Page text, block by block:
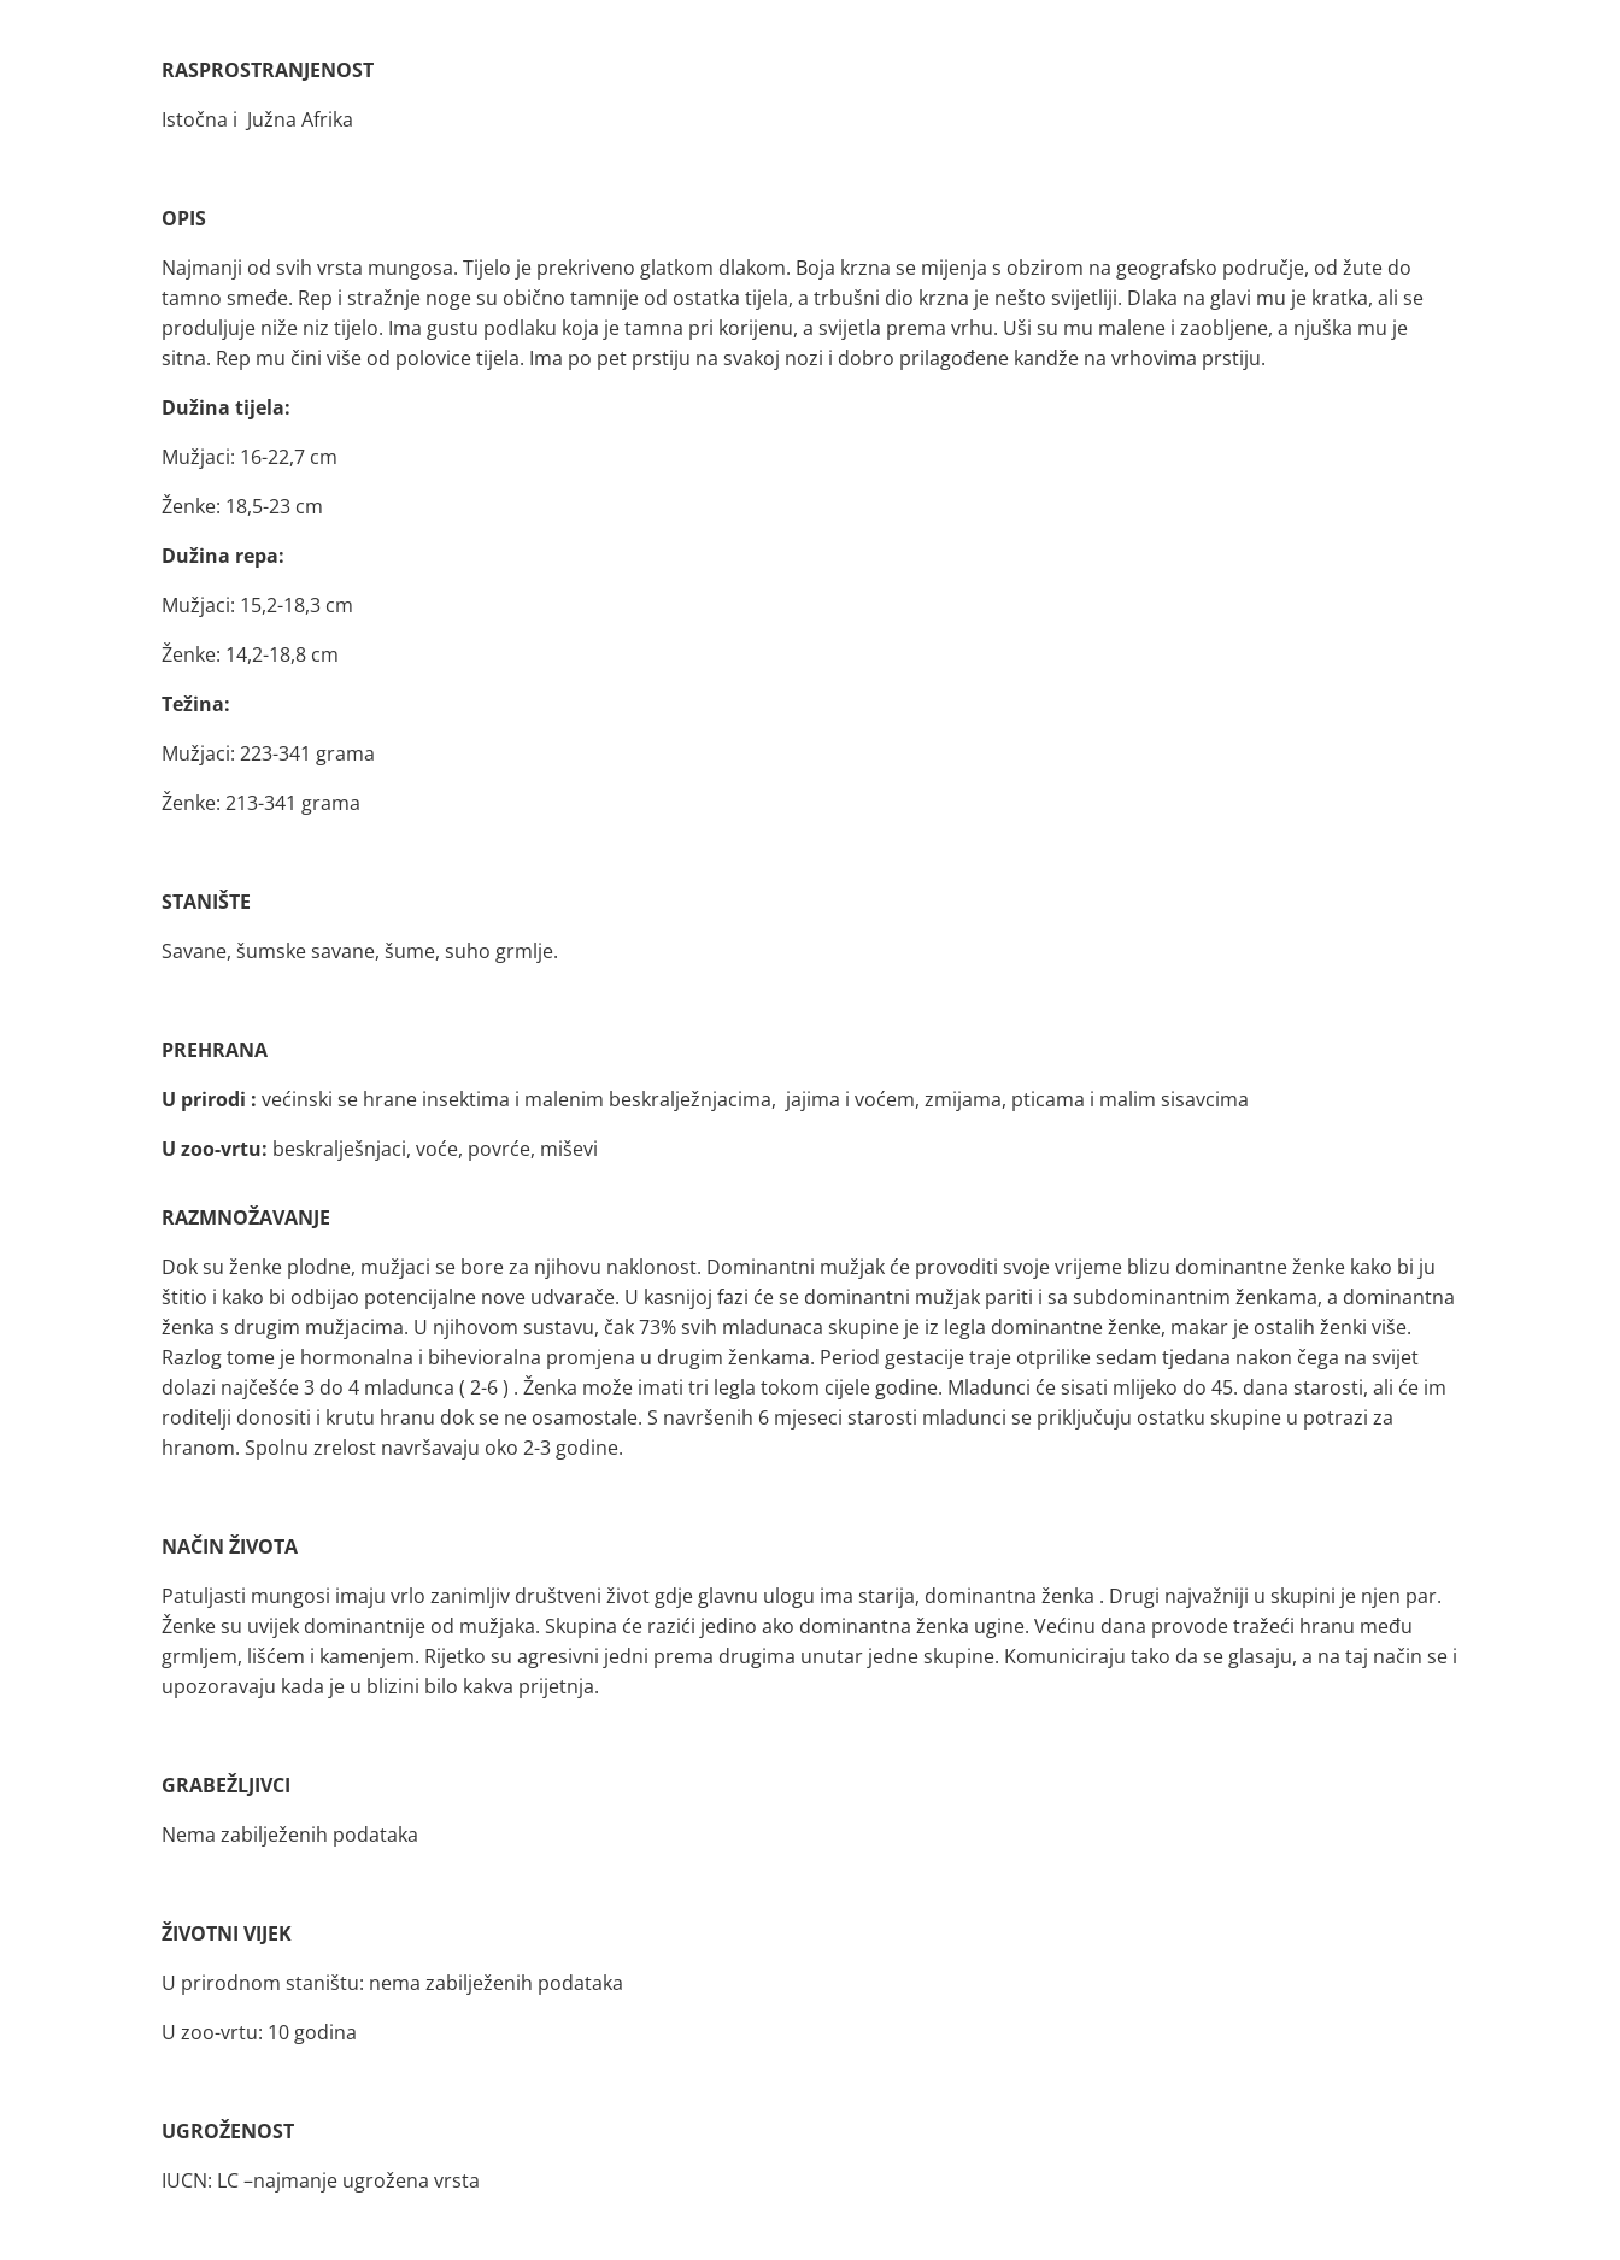
RASPROSTRANJENOST
Istočna i Južna Afrika
OPIS
Najmanji od svih vrsta mungosa. Tijelo je prekriveno glatkom dlakom. Boja krzna se mijenja s obzirom na geografsko područje, od žute do
tamno smeđe. Rep i stražnje noge su obično tamnije od ostatka tijela, a trbušni dio krzna je nešto svijetliji. Dlaka na glavi mu je kratka, ali se
produljuje niže niz tijelo. Ima gustu podlaku koja je tamna pri korijenu, a svijetla prema vrhu. Uši su mu malene i zaobljene, a njuška mu je
sitna. Rep mu čini više od polovice tijela. Ima po pet prstiju na svakoj nozi i dobro prilagođene kandže na vrhovima prstiju.
Dužina tijela:
Mužjaci: 16-22,7 cm
Ženke: 18,5-23 cm
Dužina repa:
Mužjaci: 15,2-18,3 cm
Ženke: 14,2-18,8 cm
Težina:
Mužjaci: 223-341 grama
Ženke: 213-341 grama
STANIŠTE
Savane, šumske savane, šume, suho grmlje.
PREHRANA
U prirodi : većinski se hrane insektima i malenim beskralježnjacima, jajima i voćem, zmijama, pticama i malim sisavcima
U zoo-vrtu: beskralješnjaci, voće, povrće, miševi
RAZMNOŽAVANJE
Dok su ženke plodne, mužjaci se bore za njihovu naklonost. Dominantni mužjak će provoditi svoje vrijeme blizu dominantne ženke kako bi ju
štitio i kako bi odbijao potencijalne nove udvarače. U kasnijoj fazi će se dominantni mužjak pariti i sa subdominantnim ženkama, a dominantna
ženka s drugim mužjacima. U njihovom sustavu, čak 73% svih mladunaca skupine je iz legla dominantne ženke, makar je ostalih ženki više.
Razlog tome je hormonalna i bihevioralna promjena u drugim ženkama. Period gestacije traje otprilike sedam tjedana nakon čega na svijet
dolazi najčešće 3 do 4 mladunca ( 2-6 ) . Ženka može imati tri legla tokom cijele godine. Mladunci će sisati mlijeko do 45. dana starosti, ali će im
roditelji donositi i krutu hranu dok se ne osamostale. S navršenih 6 mjeseci starosti mladunci se priključuju ostatku skupine u potrazi za
hranom. Spolnu zrelost navršavaju oko 2-3 godine.
NAČIN ŽIVOTA
Patuljasti mungosi imaju vrlo zanimljiv društveni život gdje glavnu ulogu ima starija, dominantna ženka . Drugi najvažniji u skupini je njen par.
Ženke su uvijek dominantnije od mužjaka. Skupina će razići jedino ako dominantna ženka ugine. Većinu dana provode tražeći hranu među
grmljem, lišćem i kamenjem. Rijetko su agresivni jedni prema drugima unutar jedne skupine. Komuniciraju tako da se glasaju, a na taj način se i
upozoravaju kada je u blizini bilo kakva prijetnja.
GRABEŽLJIVCI
Nema zabilježenih podataka
ŽIVOTNI VIJEK
U prirodnom staništu: nema zabilježenih podataka
U zoo-vrtu: 10 godina
UGROŽENOST
IUCN: LC –najmanje ugrožena vrsta